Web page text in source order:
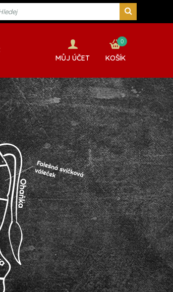
0
KOŠÍK
MŮJ ÚČET